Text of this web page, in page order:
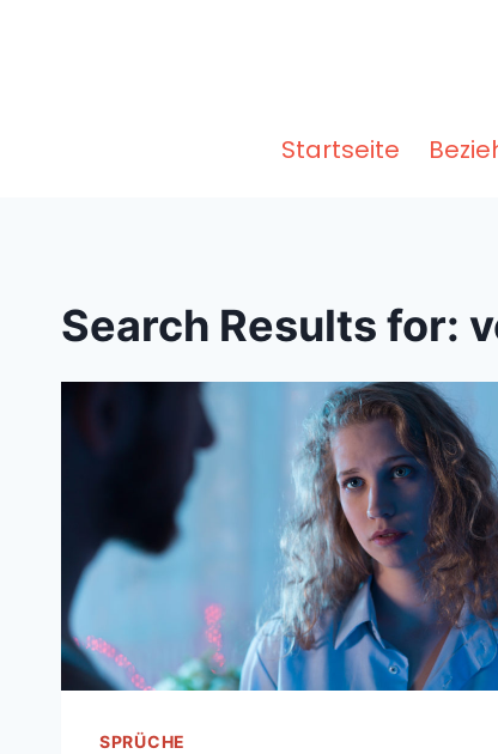
Startseite
Search Results for:
SPRÜCHE